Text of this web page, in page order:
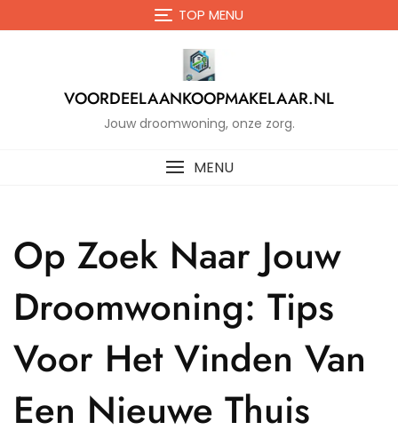
de
TOP MENU
VOORDEELAANKOOPMAKELAAR.NL
Jouw droomwoning, onze zorg.
MENU
Op Zoek Naar Jouw
Droomwoning: Tips
Voor Het Vinden Van
Een Nieuwe Thuis